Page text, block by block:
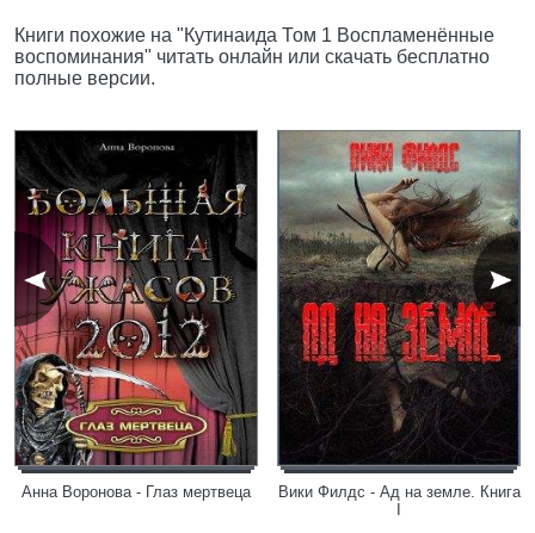
Книги похожие на "Кутинаида Том 1 Воспламенённые
воспоминания" читать онлайн или скачать бесплатно
полные версии.
Анна Воронова - Глаз мертвеца
Вики Филдс - Ад на земле. Книга